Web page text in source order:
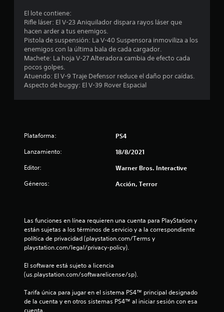
c
a
l
i
f
n
El lote contiene:
Rifle láser: El V-23 Aniquilador dispara rayos láser que
hacen arder a tus enemigos.
Pistola de suspensión: La V-40 Suspensora inmoviliza a los
enemigos con la última bala de cada cargador.
Machete: La hoja V-27 Alteradora cambia de efecto cada
pocos golpes.
Atuendo: El V-9 Traje Defensor reduce el daño por caídas.
Aspecto de buggy: El V-39 Rover Espacial
Plataforma: PS4
Lanzamiento: 18/8/2021
Editor: Warner Bros. Interactive
Géneros: Acción, Terror
Las funciones en línea requieren una cuenta para PlayStation y
están sujetas a los términos de servicio y a la correspondiente
política de privacidad (playstation.com/Terms y
playstation.com/legal/privacy-policy).
El software está sujeto a licencia
(us.playstation.com/softwarelicense/sp).
Tarifa única para jugar en el sistema PS4™ principal designado
de la cuenta y en otros sistemas PS4™ al iniciar sesión con esa
cuenta.